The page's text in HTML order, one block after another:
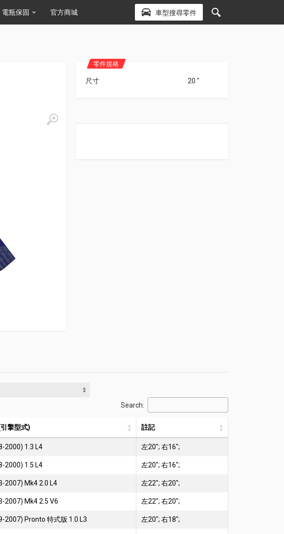
電瓶保固 官方商城 車型搜尋零件
零件規格
尺寸 20 "
Search:
擎型式) 註記
2000) 1.3 L4 左20"; 右16";
2000) 1.5 L4 左20"; 右16";
2007) Mk4 2.0 L4 左22"; 右20";
2007) Mk4 2.5 V6 左22"; 右20";
2007) Pronto 特式版 1.0 L3 左20"; 右18";